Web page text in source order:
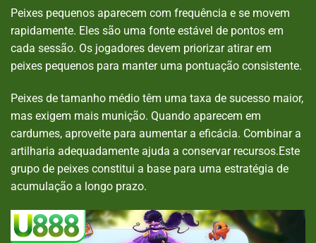
Peixes pequenos aparecem com frequência e se movem
rapidamente. Eles são uma fonte estável de pontos em
cada sessão. Os jogadores devem priorizar atirar em
peixes pequenos para manter uma pontuação consistente.
Peixes de tamanho médio têm uma taxa de sucesso maior,
mas exigem mais munição. Quando aparecem em
cardumes, aproveite para aumentar a eficácia. Combinar a
artilharia adequadamente ajuda a conservar recursos.Este
grupo de peixes constitui a base para uma estratégia de
acumulação a longo prazo.